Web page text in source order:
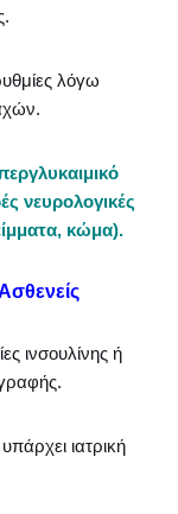
λόγω
νευρολογικές
κώμα).
Ασθενείς
ινσουλίνης ή
ιατρική